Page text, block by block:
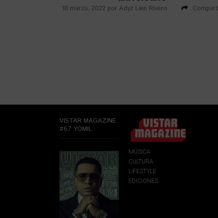
10 marzo, 2022 por Adyz Lien Rivero
VISTAR MAGAZINE
#67 YOMIL
MÚSICA
CULTURA
LIFESTYLE
EDICIONES